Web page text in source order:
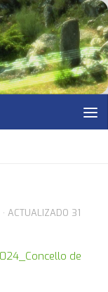
· ACTUALIZADO 31